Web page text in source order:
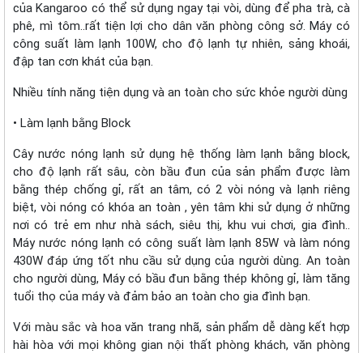
của Kangaroo có thể sử dụng ngay tại vòi, dùng để pha trà, cà
phê, mì tôm..rất tiện lợi cho dân văn phòng công sở. Máy có
công suất làm lạnh 100W, cho độ lạnh tự nhiên, sảng khoái,
đập tan cơn khát của bạn.
Nhiều tính năng tiện dụng và an toàn cho sức khỏe người dùng
• Làm lạnh bằng Block
Cây nước nóng lạnh sử dụng hệ thống làm lạnh bằng block,
cho độ lạnh rất sâu, còn bầu đun của sản phẩm được làm
bằng thép chống gỉ, rất an tâm, có 2 vòi nóng và lạnh riêng
biệt, vòi nóng có khóa an toàn , yên tâm khi sử dụng ở những
nơi có trẻ em như nhà sách, siêu thị, khu vui chơi, gia đình..
Máy nước nóng lạnh có công suất làm lạnh 85W và làm nóng
430W đáp ứng tốt nhu cầu sử dụng của người dùng. An toàn
cho người dùng, Máy có bầu đun bằng thép không gỉ, làm tăng
tuổi thọ của máy và đảm bảo an toàn cho gia đình bạn.
Với màu sắc và hoa văn trang nhã, sản phẩm dễ dàng kết hợp
hài hòa với mọi không gian nội thất phòng khách, văn phòng